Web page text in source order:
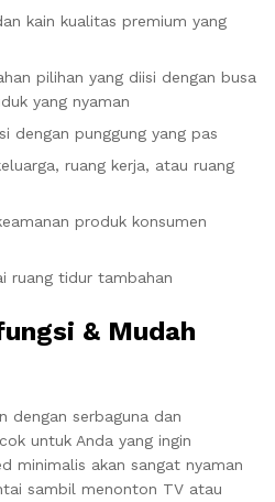
kain kualitas premium yang
pilihan yang diisi dengan busa
yang nyaman
dengan punggung yang pas
ruang kerja, atau ruang
produk konsumen
ruang tidur tambahan
& Mudah
dengan serbaguna dan
untuk Anda yang ingin
minimalis akan sangat nyaman
sambil menonton TV atau